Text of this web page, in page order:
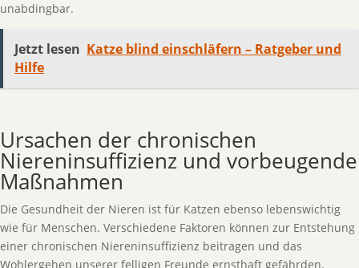
unabdingbar.
Jetzt lesen Katze blind einschläfern – Ratgeber und
Hilfe
Ursachen der chronischen
Niereninsuffizienz und vorbeugende
Maßnahmen
Die Gesundheit der Nieren ist für Katzen ebenso lebenswichtig
wie für Menschen. Verschiedene Faktoren können zur Entstehung
einer chronischen Niereninsuffizienz beitragen und das
Wohlergehen unserer felligen Freunde ernsthaft gefährden.